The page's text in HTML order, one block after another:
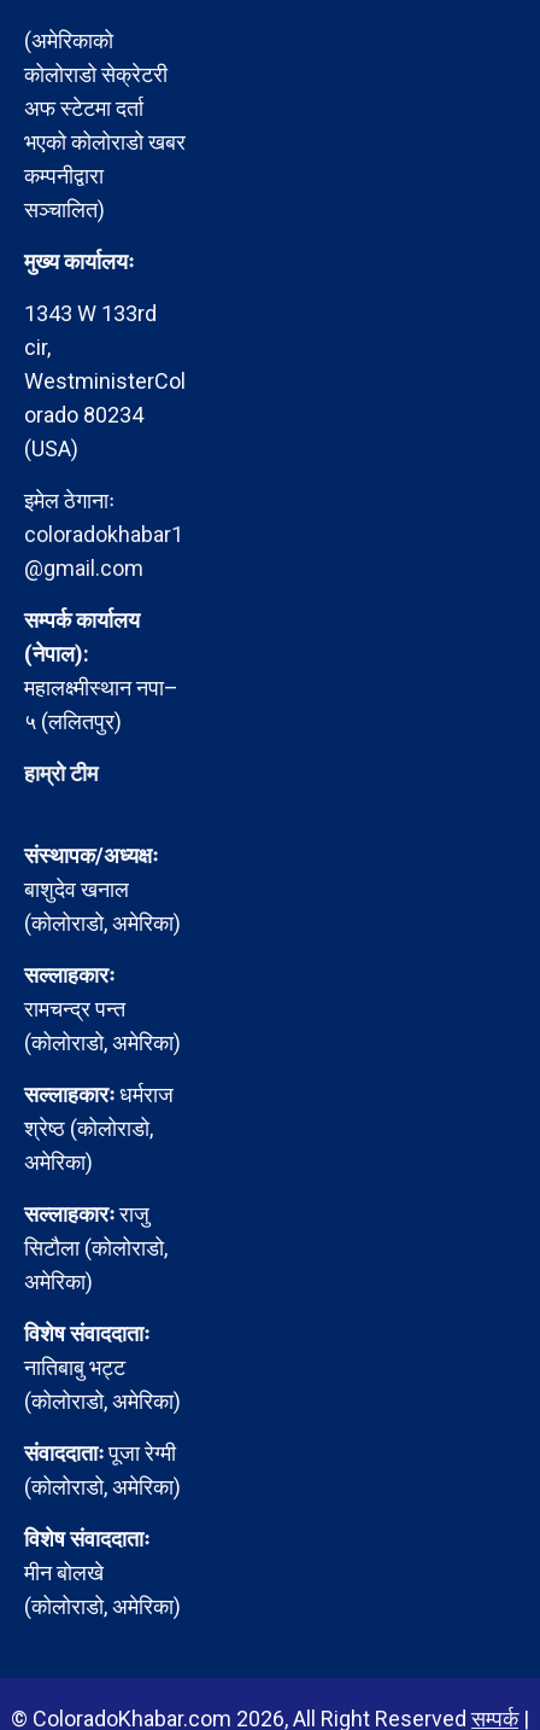
(अमेरिकाको
कोलोराडो सेक्रेटरी
अफ स्टेटमा दर्ता
भएको कोलोराडो खबर
कम्पनीद्वारा
सञ्चालित)
मुख्य कार्यालयः
1343 W 133rd
cir,
WestministerCol
orado 80234
(USA)
इमेल ठेगानाः
coloradokhabar1
@gmail.com
सम्पर्क कार्यालय
(नेपाल):
महालक्ष्मीस्थान नपा–
५ (ललितपुर)
हाम्रो टीम
संस्थापक/अध्यक्षः
बाशुदेव खनाल
(कोलोराडो, अमेरिका)
सल्लाहकारः
रामचन्द्र पन्त
(कोलोराडो, अमेरिका)
सल्लाहकारःधर्मराज
श्रेष्ठ (कोलोराडो,
अमेरिका)
सल्लाहकारःराजु
सिटौला (कोलोराडो,
अमेरिका)
विशेष संवाददाताः
नातिबाबु भट्ट
(कोलोराडो, अमेरिका)
संवाददाताःपूजा रेग्मी
(कोलोराडो, अमेरिका)
विशेष संवाददाताः
मीन बोलखे
(कोलोराडो, अमेरिका)
© ColoradoKhabar.com 2026, All Right Reservedसम्पर्क|